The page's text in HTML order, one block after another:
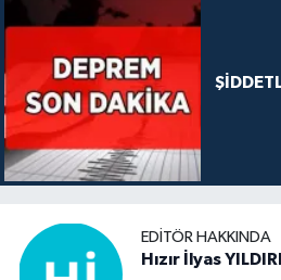
EDITÖR HAKKINDA
Hızır İlyas